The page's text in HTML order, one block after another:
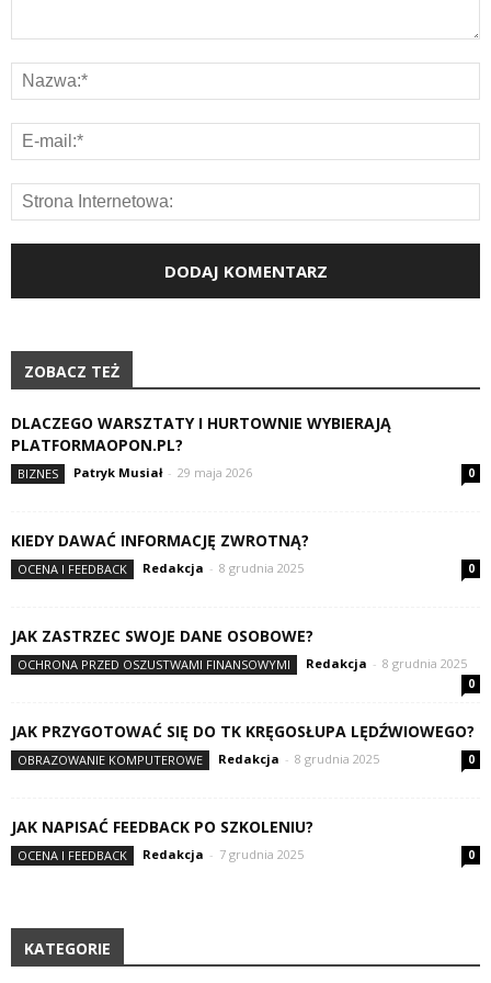
ZOBACZ TEŻ
DLACZEGO WARSZTATY I HURTOWNIE WYBIERAJĄ
PLATFORMAOPON.PL?
BIZNES Patryk Musiał - 29 maja 2026 0
KIEDY DAWAĆ INFORMACJĘ ZWROTNĄ?
OCENA I FEEDBACK Redakcja - 8 grudnia 2025 0
JAK ZASTRZEC SWOJE DANE OSOBOWE?
OCHRONA PRZED OSZUSTWAMI FINANSOWYMI Redakcja - 8 grudnia 2025
0
JAK PRZYGOTOWAĆ SIĘ DO TK KRĘGOSŁUPA LĘDŹWIOWEGO?
OBRAZOWANIE KOMPUTEROWE Redakcja - 8 grudnia 2025 0
JAK NAPISAĆ FEEDBACK PO SZKOLENIU?
OCENA I FEEDBACK Redakcja - 7 grudnia 2025 0
KATEGORIE